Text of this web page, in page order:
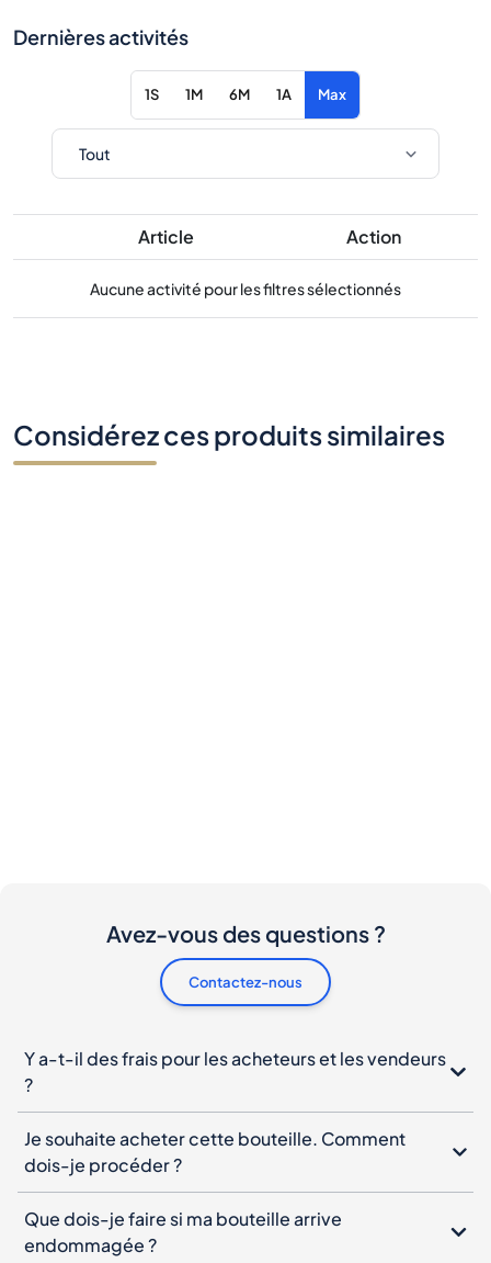
Dernières activités
1S 1M 6M 1A Max
Article Action
Aucune activité pour les filtres sélectionnés
Considérez ces produits similaires
Avez-vous des questions ?
Contactez-nous
Y a-t-il des frais pour les acheteurs et les vendeurs
?
Je souhaite acheter cette bouteille. Comment
dois-je procéder ?
Que dois-je faire si ma bouteille arrive
endommagée ?